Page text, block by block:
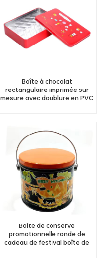
Boîte à chocolat
rectangulaire imprimée sur
mesure avec doublure en PVC
Boîte de conserve
promotionnelle ronde de
cadeau de festival boîte de